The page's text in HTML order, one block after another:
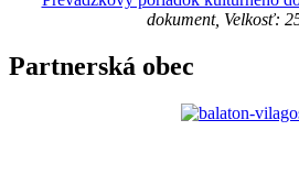
dokument, Velkosť:
Partnerská obec